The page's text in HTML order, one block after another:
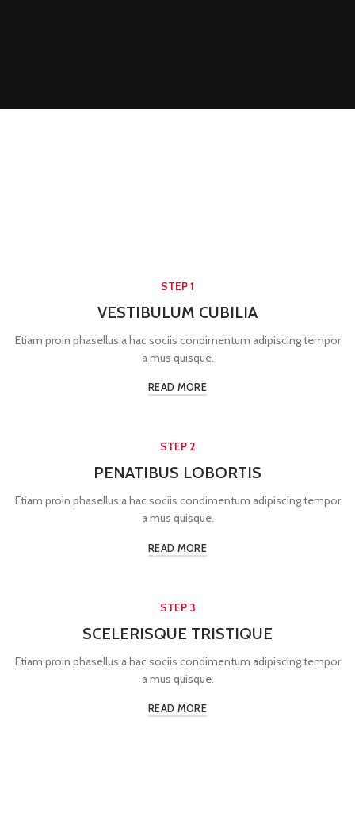
STEP 1
VESTIBULUM CUBILIA
Etiam proin phasellus a hac sociis condimentum adipiscing tempor
a mus quisque.
READ MORE
STEP 2
PENATIBUS LOBORTIS
Etiam proin phasellus a hac sociis condimentum adipiscing tempor
a mus quisque.
READ MORE
STEP 3
SCELERISQUE TRISTIQUE
Etiam proin phasellus a hac sociis condimentum adipiscing tempor
a mus quisque.
READ MORE